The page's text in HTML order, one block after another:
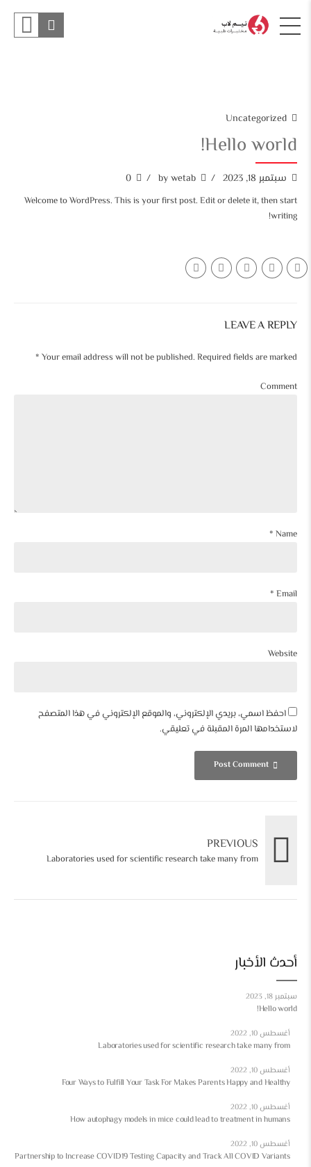
Uncategorized
Hello world!
سبتمبر 18, 2023 by wetab
0
Welcome to WordPress. This is your first post. Edit or delete it, then start
writing!
LEAVE A REPLY
Your email address will not be published. Required fields are marked *
Comment
Name *
Email *
Website
احفظ اسمي، بريدي الإلكتروني، والموقع الإلكتروني في هذا المتصفح
لاستخدامها المرة المقبلة في تعليقي.
Post Comment
PREVIOUS
Laboratories used for scientific research take many from
أحدث الأخبار
سبتمبر 18, 2023
Hello world!
أغسطس 10, 2022
Laboratories used for scientific research take many from
أغسطس 10, 2022
Four Ways to Fulfill Your Task For Makes Parents Happy and Healthy
أغسطس 10, 2022
How autophagy models in mice could lead to treatment in humans
أغسطس 10, 2022
Partnership to Increase COVID19 Testing Capacity and Track All COVID Variants